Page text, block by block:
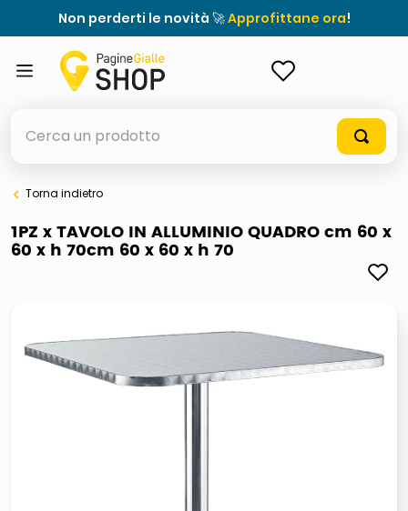
Non perderti le novità 🚀Approfittane ora!
elenchi telefonici
meme
italia independent occhiali sole 0703 thin rotondo sun
astuccio oxford
Torna indietro
1PZ x TAVOLO IN ALLUMINIO QUADRO cm 60 x
60 x h 70cm 60 x 60 x h 70